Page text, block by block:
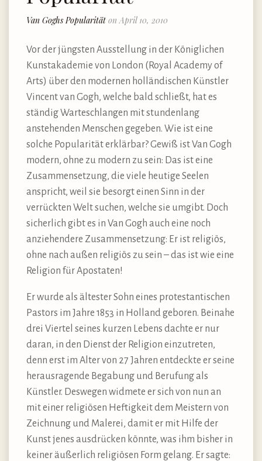
Van Goghs Popularität on April 10, 2010
Vor der jüngsten Ausstellung in der Königlichen
Kunstakademie von London (Royal Academy of
Arts) über den modernen holländischen Künstler
Vincent van Gogh, welche bald schließt, hat es
ständig Warteschlangen mit stundenlang
anstehenden Menschen gegeben. Wie ist eine
solche Popularität erklärbar? Gewiß ist Van Gogh
modern, ohne zu modern zu sein: Das ist eine
Zusammensetzung, die viele heutige Seelen
anspricht, weil sie besorgt einen Sinn in der
verrückten Welt suchen, welche sie umgibt. Doch
sicherlich gibt es in Van Gogh auch eine noch
anziehendere Zusammensetzung: Er ist religiös,
ohne nach außen religiös zu sein – das ist wie eine
Religion für Apostaten!
Er wurde als ältester Sohn eines protestantischen
Pastors im Jahre 1853 in Holland geboren. Beinahe
drei Viertel seines kurzen Lebens dachte er nur
daran, in den Dienst der Religion einzutreten,
denn erst im Alter von 27 Jahren entdeckte er seine
herausragende Begabung und Berufung als
Künstler. Deswegen widmete er sich von nun an
mit einer religiösen Heftigkeit dem Meistern von
Zeichnung und Malerei, damit er mit Hilfe der
Kunst jenes ausdrücken könnte, was ihm bisher in
keiner äußerlich religiösen Form gelang. Er sagte: